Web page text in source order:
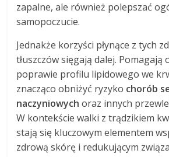
zapalne, ale również polepszać
samopoczucie.
Jednakże korzyści płynące z tych
tłuszczów sięgają dalej. Pomagają
poprawie profilu lipidowego we
znacząco obniżyć ryzyko chorób
naczyniowych oraz innych
W kontekście walki z trądzikiem
stają się kluczowym elementem
zdrową skórę i redukującym